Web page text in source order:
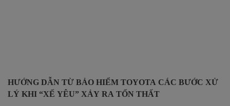
HƯỚNG DẪN TỪ BẢO HIỂM TOYOTA CÁC BƯỚC XỬ
LÝ KHI “XẾ YÊU” XẢY RA TỔN THẤT